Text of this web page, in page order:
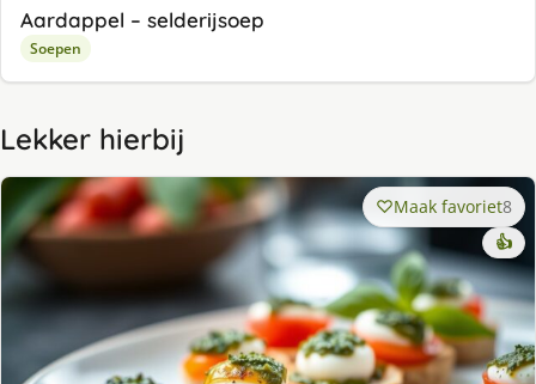
Aardappel – selderijsoep
Soepen
Lekker hierbij
Maak favoriet8
👍